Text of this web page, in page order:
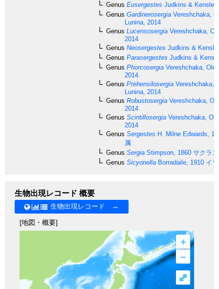
Genus Eusergestes Judkins &
Genus Gardinerosergia Vereshchaka,
Lunina, 2014
Genus Lucensosergia Vereshchaka,
2014
Genus Neosergestes Judkins &
Genus Parasergestes Judkins &
Genus Phorcosergia Vereshchaka,
2014
Genus Prehensilosergia Vereshchaka,
Lunina, 2014
Genus Robustosergia Vereshchaka,
2014
Genus Scintillosergia Vereshchaka,
2014
Genus Sergestes H. Milne Edwards,
属
Genus Sergia Stimpson, 1860 サクラ
Genus Sicyonella Borradaile, 1910 イ
生物出現レコード 概要
生物出現レコード →
[地図・概要]
+
–
⤢